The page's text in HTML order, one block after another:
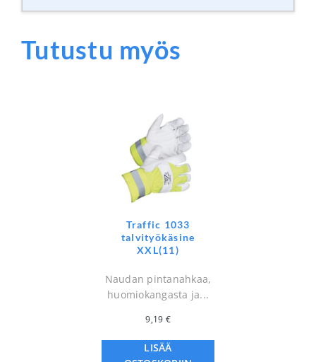
Tutustu myös
Traffic 1033
talvityökäsine
XXL(11)
Naudan pintanahkaa,
huomiokangasta ja...
9,19 €
LISÄÄ